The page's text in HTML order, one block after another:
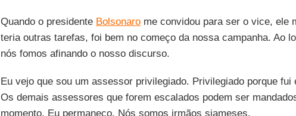
Quando o presidente Bolsonarome convidou para ser o vice, ele
teria outras tarefas, foi bem no começo da nossa campanha. Ao
nós fomos afinando o nosso discurso.
Eu vejo que sou um assessor privilegiado. Privilegiado porque fui
Os demais assessores que forem escalados podem ser
momento. Eu permaneço. Nós somos irmãos siameses.